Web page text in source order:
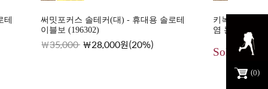
0
써밋포커스 솔테커(대) - 휴대용 솔로테
이블보 (196302)
35,000 28,000원(20%)
키녹스 캠핑
염 논슬립 롤
Sold out